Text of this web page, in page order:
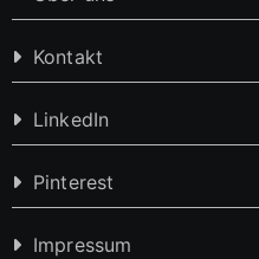
Kontakt
LinkedIn
Pinterest
Impressum